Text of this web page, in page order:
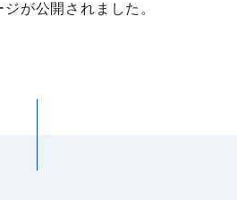
が公開されました。